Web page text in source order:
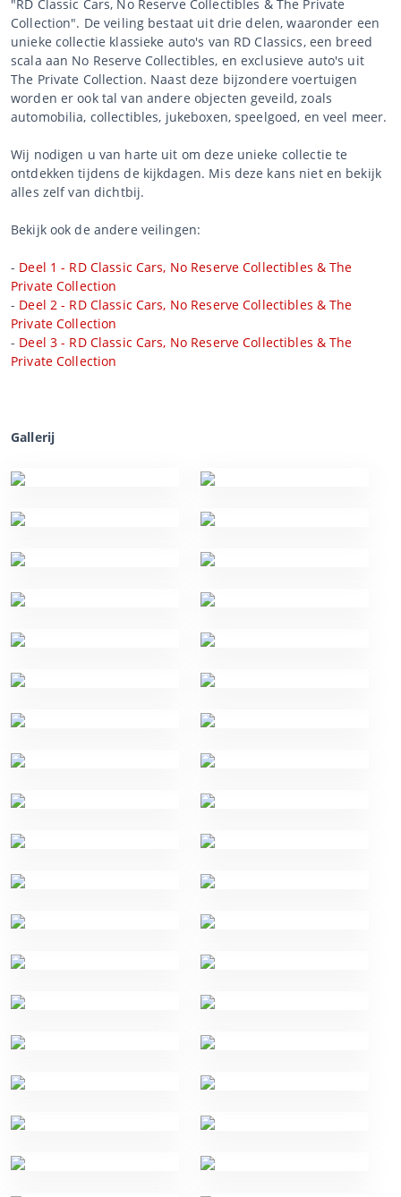
"RD Classic Cars, No Reserve Collectibles & The Private
Collection". De veiling bestaat uit drie delen, waaronder een
unieke collectie klassieke auto's van RD Classics, een breed
scala aan No Reserve Collectibles, en exclusieve auto's uit
The Private Collection. Naast deze bijzondere voertuigen
worden er ook tal van andere objecten geveild, zoals
automobilia, collectibles, jukeboxen, speelgoed, en veel meer.
Wij nodigen u van harte uit om deze unieke collectie te
ontdekken tijdens de kijkdagen. Mis deze kans niet en bekijk
alles zelf van dichtbij.
Bekijk ook de andere veilingen:
- Deel 1 - RD Classic Cars, No Reserve Collectibles & The
Private Collection
- Deel 2 - RD Classic Cars, No Reserve Collectibles & The
Private Collection
- Deel 3 - RD Classic Cars, No Reserve Collectibles & The
Private Collection
Gallerij